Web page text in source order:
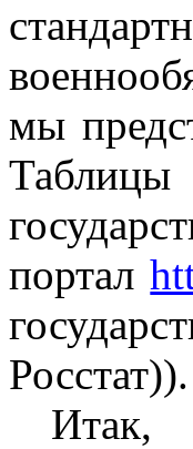
мы
Таблицы
портал
Росстат)).
Итак,